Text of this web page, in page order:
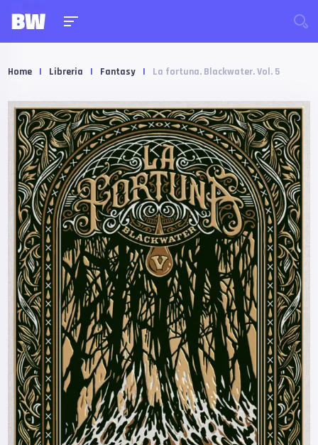
Home | Libreria | Fantasy | La fortuna. Blackwater. Vol. 5